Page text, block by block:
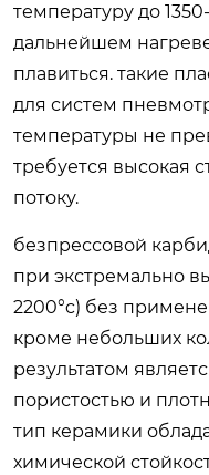
температуру до
дальнейшем
плавиться. такие
для систем
температуры не
требуется высокая
потоку.
безпрессовой
при экстремально
2200°c) без
кроме небольших
результатом
пористостью и
тип керамики
химической